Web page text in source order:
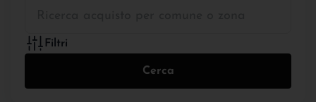
Filtri
Cerca